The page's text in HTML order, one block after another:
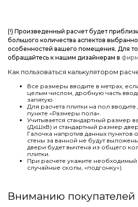
(!) Произведенный расчет будет
большого количества аспектов
особенностей вашего помещения. Для
обращайтесь к нашим дизайнерам в
Как пользоваться калькулятором
Все размеры вводите в метрах,
целым числом, дробную часть
запятую.
Для расчета плитки на пол
пункте «Размеры пола».
Учитывается стандартный размер
(ДхШхВ) и стандартный размер
Галочка напротив данных пунктов
стены за ванной не будут
двери будет вычтена из общего
плитки.
При расчете укажите необходимый
случайные сколы, «подгонку»).
Вниманию покупателей